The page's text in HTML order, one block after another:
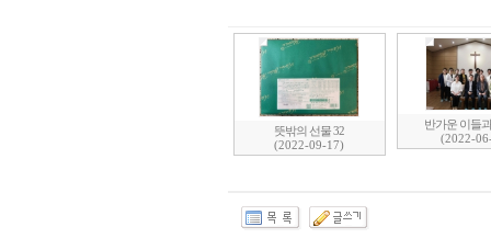
뜻밖의 선물 32
(2022-09-17)
반가운 이들
(2022-